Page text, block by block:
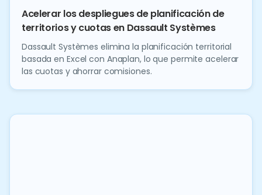
Acelerar los despliegues de planificación de
territorios y cuotas en Dassault Systèmes
Dassault Systèmes elimina la planificación territorial
basada en Excel con Anaplan, lo que permite acelerar
las cuotas y ahorrar comisiones.